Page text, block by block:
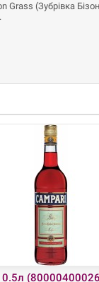
Grass (Зубрівка
0.5л